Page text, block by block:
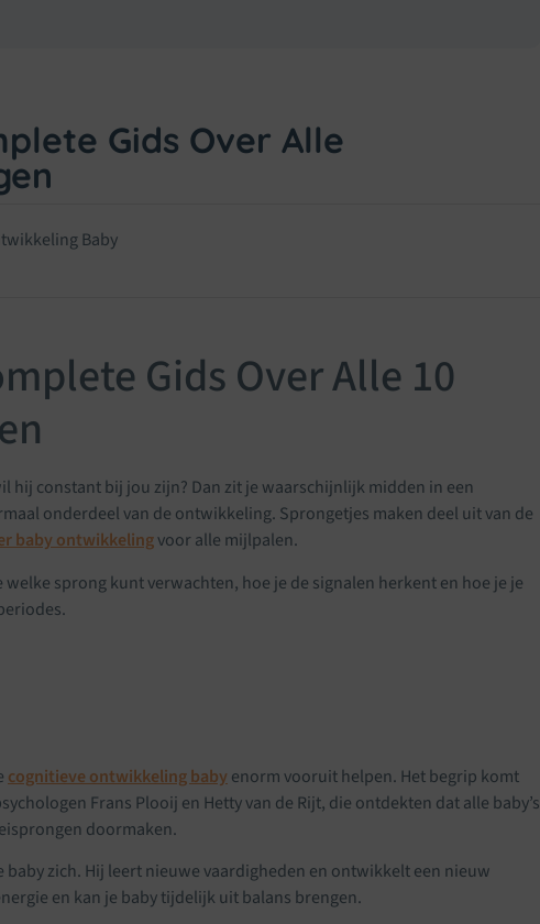
Gids Over Alle
Baby
Gids Over Alle 10
hij constant bij jou zijn? Dan zit je waarschijnlijk midden in een
onderdeel van de ontwikkeling. Sprongetjes maken deel uit van de
baby ontwikkelingvoor alle mijlpalen.
sprong kunt verwachten, hoe je de signalen herkent en hoe je je
cognitieve ontwikkeling babyenorm vooruit helpen. Het begrip komt
Frans Plooij en Hetty van de Rijt, die ontdekten dat alle baby’s
doormaken.
zich. Hij leert nieuwe vaardigheden en ontwikkelt een nieuw
en kan je baby tijdelijk uit balans brengen.